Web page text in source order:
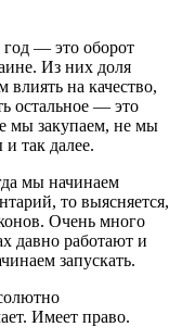
— это оборот
Из них доля
на качество,
остальное — это
мы закупаем, не мы
так далее.
мы начинаем
то выясняется,
Очень много
давно работают и
запускать.
Имеет право.